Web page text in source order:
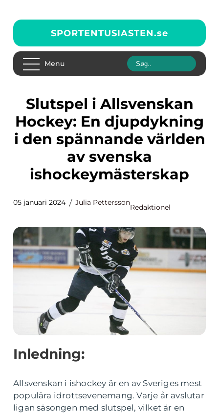
SPORTENTUSIASTEN.se
Menu
Slutspel i Allsvenskan
Hockey: En djupdykning
i den spännande världen
av svenska
ishockeymästerskap
05 januari 2024 Julia Pettersson
Redaktionel
Inledning:
Allsvenskan i ishockey är en av Sveriges mest
populära idrottsevenemang. Varje år avslutar
ligan säsongen med slutspel, vilket är en